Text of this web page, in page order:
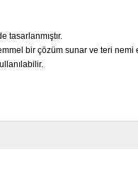
tasarlanmıştır.
bir çözüm sunar ve teri